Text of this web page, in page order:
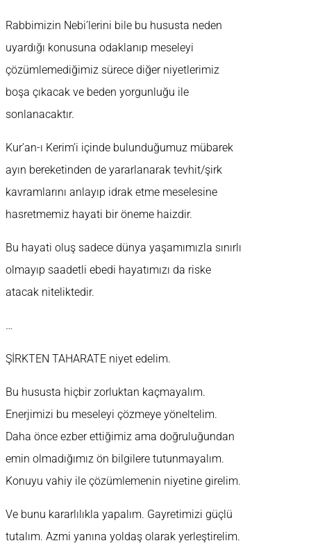
Rabbimizin Nebi’lerini bile bu hususta neden
uyardığı konusuna odaklanıp meseleyi
çözümlemediğimiz sürece diğer niyetlerimiz
boşa çıkacak ve beden yorgunluğu ile
sonlanacaktır.
Kur’an-ı Kerim’i içinde bulunduğumuz mübarek
ayın bereketinden de yararlanarak tevhit/şirk
kavramlarını anlayıp idrak etme meselesine
hasretmemiz hayati bir öneme haizdir.
Bu hayati oluş sadece dünya yaşamımızla sınırlı
olmayıp saadetli ebedi hayatımızı da riske
atacak niteliktedir.
…
ŞİRKTEN TAHARATE niyet edelim.
Bu hususta hiçbir zorluktan kaçmayalım.
Enerjimizi bu meseleyi çözmeye yöneltelim.
Daha önce ezber ettiğimiz ama doğruluğundan
emin olmadığımız ön bilgilere tutunmayalım.
Konuyu vahiy ile çözümlemenin niyetine girelim.
Ve bunu kararlılıkla yapalım. Gayretimizi güçlü
tutalım. Azmi yanına yoldaş olarak yerleştirelim.